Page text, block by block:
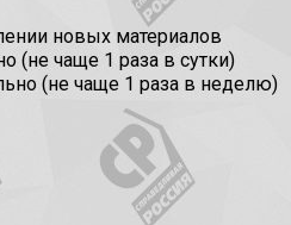
новых материалов
(не чаще 1 раза в сутки)
(не чаще 1 раза в неделю)